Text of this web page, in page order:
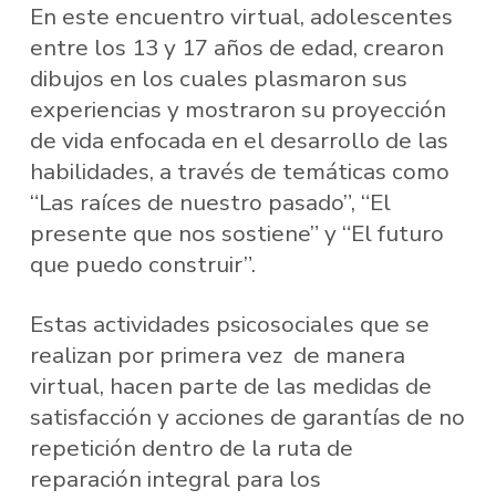
En este encuentro virtual, adolescentes
entre los 13 y 17 años de edad, crearon
dibujos en los cuales plasmaron sus
experiencias y mostraron su proyección
de vida enfocada en el desarrollo de las
habilidades, a través de temáticas como
“Las raíces de nuestro pasado”, “El
presente que nos sostiene” y “El futuro
que puedo construir”.
Estas actividades psicosociales que se
realizan por primera vez de manera
virtual, hacen parte de las medidas de
satisfacción y acciones de garantías de no
repetición dentro de la ruta de
reparación integral para los